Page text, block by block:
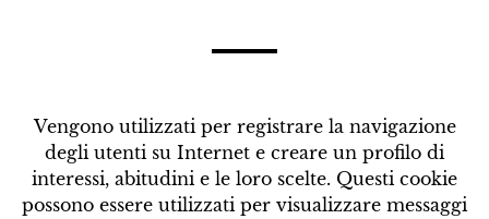
Vengono utilizzati per registrare la navigazione
degli utenti su Internet e creare un profilo di
interessi, abitudini e le loro scelte. Questi cookie
possono essere utilizzati per visualizzare messaggi